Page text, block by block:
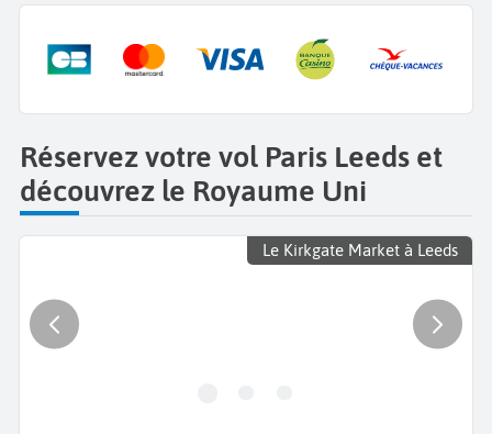
Réservez votre vol Paris Leeds et
découvrez le Royaume Uni
Le Kirkgate Market à Leeds